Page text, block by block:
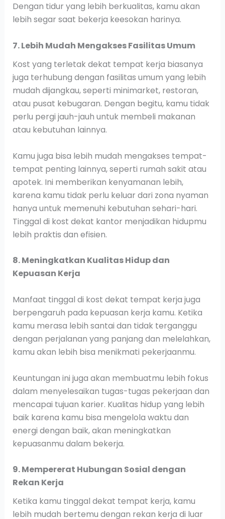
Dengan tidur yang lebih berkualitas, kamu akan
lebih segar saat bekerja keesokan harinya.
7. Lebih Mudah Mengakses Fasilitas Umum
Kost yang terletak dekat tempat kerja biasanya
juga terhubung dengan fasilitas umum yang lebih
mudah dijangkau, seperti minimarket, restoran,
atau pusat kebugaran. Dengan begitu, kamu tidak
perlu pergi jauh-jauh untuk membeli makanan
atau kebutuhan lainnya.
Kamu juga bisa lebih mudah mengakses tempat-
tempat penting lainnya, seperti rumah sakit atau
apotek. Ini memberikan kenyamanan lebih,
karena kamu tidak perlu keluar dari zona nyaman
hanya untuk memenuhi kebutuhan sehari-hari.
Tinggal di kost dekat kantor menjadikan hidupmu
lebih praktis dan efisien.
8. Meningkatkan Kualitas Hidup dan
Kepuasan Kerja
Manfaat tinggal di kost dekat tempat kerja juga
berpengaruh pada kepuasan kerja kamu. Ketika
kamu merasa lebih santai dan tidak terganggu
dengan perjalanan yang panjang dan melelahkan,
kamu akan lebih bisa menikmati pekerjaanmu.
Keuntungan ini juga akan membuatmu lebih fokus
dalam menyelesaikan tugas-tugas pekerjaan dan
mencapai tujuan karier. Kualitas hidup yang lebih
baik karena kamu bisa mengelola waktu dan
energi dengan baik, akan meningkatkan
kepuasanmu dalam bekerja.
9. Mempererat Hubungan Sosial dengan
Rekan Kerja
Ketika kamu tinggal dekat tempat kerja, kamu
lebih mudah bertemu dengan rekan kerja di luar